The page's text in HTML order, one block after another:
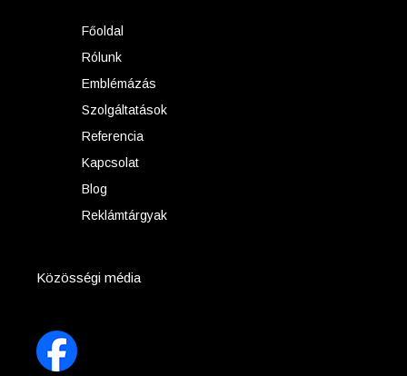
Főoldal
Rólunk
Emblémázás
Szolgáltatások
Referencia
Kapcsolat
Blog
Reklámtárgyak
Közösségi média